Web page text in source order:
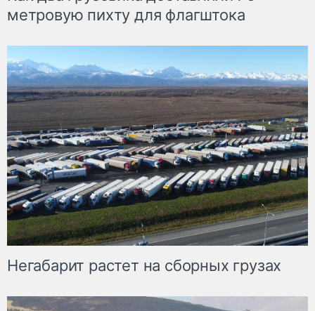
метровую пихту для флагштока
Негабарит растет на сборных грузах